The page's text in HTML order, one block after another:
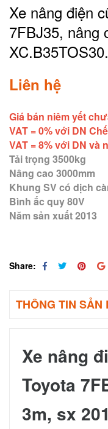
Xe nâng điện
7FBJ35, nâng
Liên hệ
Giá bán niêm yết
VAT = 0% với DN
VAT = 8% với DN
Tải trọng 3500kg
Nâng cao 3000mm
Khung SV có dịch
Bình ắc quy 80V
Năm sản xuất 2013
Share:
THÔNG TIN SẢN
Xe nâng
Toyota
3m, sx